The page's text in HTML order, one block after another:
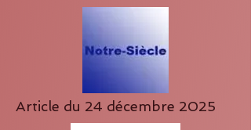
Article du 24 décembre 2025